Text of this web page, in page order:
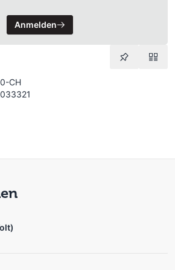
Anmelden
CH